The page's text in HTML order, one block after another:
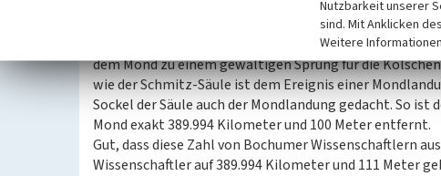
Und hier schlägt wieder der kölsche Größenwahn zu:
Die Einweihung der Säule war mitten im Mondfieber
dem Mond zu einem gewaltigen Sprung für die
wie der Schmitz-Säule ist dem Ereignis einer
Sockel der Säule auch der Mondlandung gedacht. So
Mond exakt 389.994 Kilometer und 100 Meter entfernt.
Gut, dass diese Zahl von Bochumer Wissenschaftlern
Wissenschaftler auf 389.994 Kilometer und 111 Meter
Nutzbarkeit unserer
sind. Mit Anklicken
Weitere